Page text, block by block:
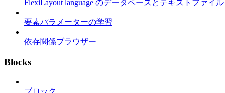
FlexiLayout language のデータベースとテキストファイル
要素パラメーターの学習
依存関係ブラウザー
Blocks
ブロック